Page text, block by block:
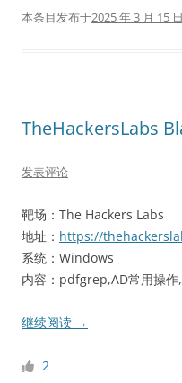
本条目发布于2025 年 3 月 15 日
TheHackersLabs
发表评论
靶场：The Hackers Labs
地址： https://
系统：Windows
内容：pdfgrep,AD常用操
继续阅读 →
2